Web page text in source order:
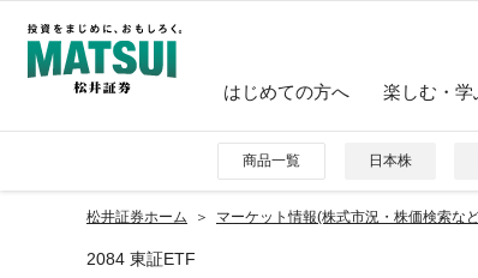
はじめての方へ 楽しむ・学
商品一覧 日本株
松井証券ホーム マーケット情報(株式市況・株価検索な
2084 東証ETF